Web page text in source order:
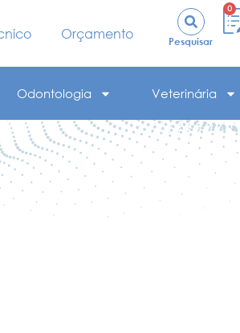
Orçamento Pesquisar
0
Odontologia Veterinária